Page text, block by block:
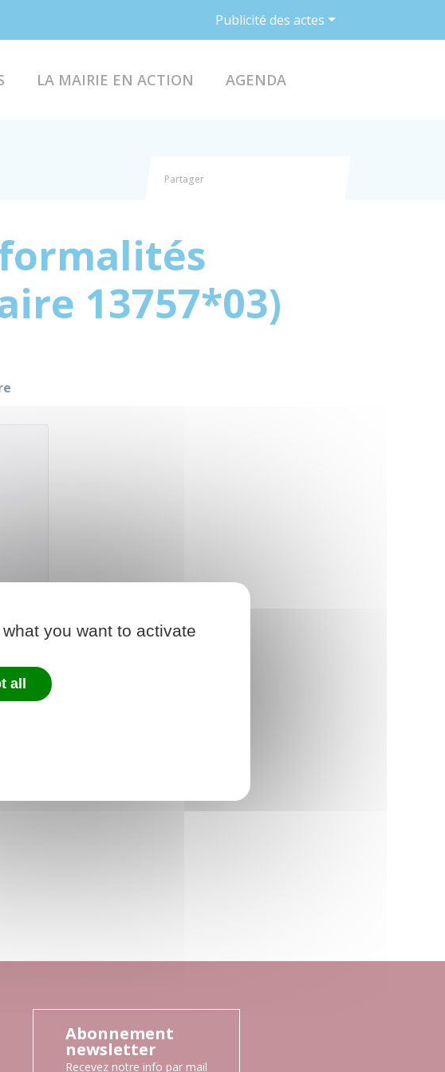
Publicité des actes
LA MAIRIE EN ACTION AGENDA
Partager
13757*03)
Abonnement
newsletter
Recevez notre info par mail
you want to activate
all